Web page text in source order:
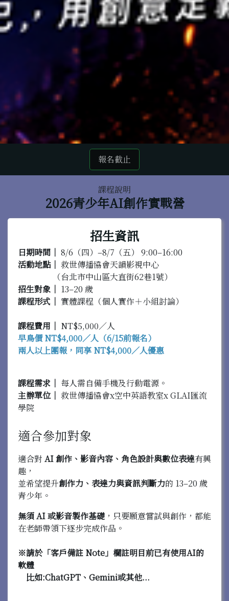
報名截止
課程說明
2026青少年AI創作實戰營
招生資訊
日期時間｜ 8/6（四）–8/7（五） 9:00–16:00
活動地點｜ 救世傳播協會天韻影視中心
（台北市中山區大直街62巷1號）
招生對象｜ 13–20 歲
課程形式｜ 實體課程（個人實作＋小組討論）
課程費用｜ NT$5,000／人
早鳥價 NT$4,000／人 （6/15前報名）
兩人以上團報，同享 NT$4,000／人優惠
課程需求｜ 每人需自備手機及行動電源。
主辦單位｜ 救世傳播協會x空中英語教室x GLAI匯流
學院
適合參加對象
適合對 AI創作、影音內容、角色設計與數位表達有興
趣，
並希望提升創作力、表達力與資訊判斷力的 13–20 歲
青少年。
無須 AI 或影音製作基礎 ，只要願意嘗試與創作，都能
在老師帶領下逐步完成作品。
※請於「客戶備註 Note」欄註明目前已有使用AI的
軟體
比如:ChatGPT、Gemini或其他...